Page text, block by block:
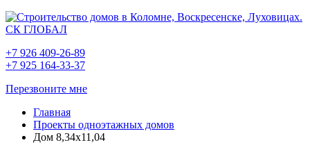
+7 926 409-26-89
+7 925 164-33-37
Перезвоните мне
Главная
Проекты одноэтажных домов
Дом 8,34х11,04